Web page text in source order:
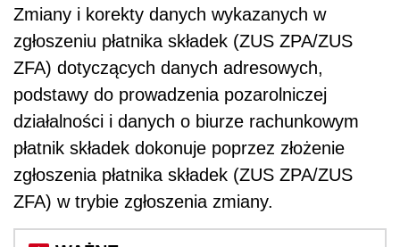
Zmiany i korekty danych wykazanych w
zgłoszeniu płatnika składek (ZUS ZPA/ZUS
ZFA) dotyczących danych adresowych,
podstawy do prowadzenia pozarolniczej
działalności i danych o biurze rachunkowym
płatnik składek dokonuje poprzez złożenie
zgłoszenia płatnika składek (ZUS ZPA/ZUS
ZFA) w trybie zgłoszenia zmiany.